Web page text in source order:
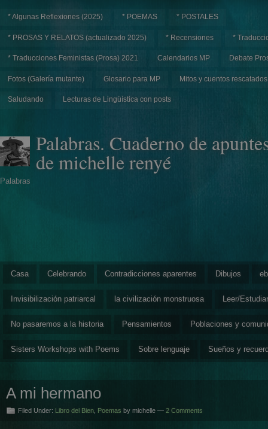
* Algunas Reflexiones (2025) * POEMAS * POSTALES
* PROSAS Y RELATOS (actualizado 2025) * Recensiones *
* Traducciones Feministas (Prosa) 2021 Calendarios MP Debate
Fotos (Galería mutante) Glosario para MP Mitos y cuentos rescatados
Saludando Lecturas de Lingüística con posts
Palabras. Cuaderno de
de michelle renyé
Palabras
Casa Celebrando Contradicciones aparentes Dibujos
Invisibilización patriarcal la civilización monstruosa Leer/Estudiar
No pasaremos a la historia Pensamientos Poblaciones y
Sisters Workshops with Poems Sobre lenguaje Sueños y
A mi hermano
Filed Under: Libro del Bien Poemas by michelle — 2 Comments